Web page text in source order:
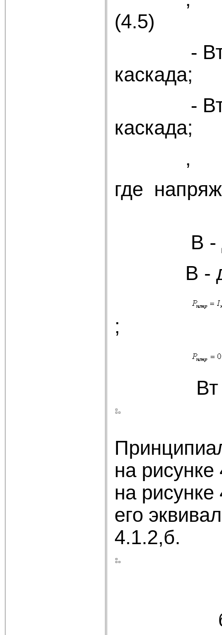
(4.5)
-
каскада;
-
каскада;
где
В -
В -
;
на
на
его
4.1.2,б.